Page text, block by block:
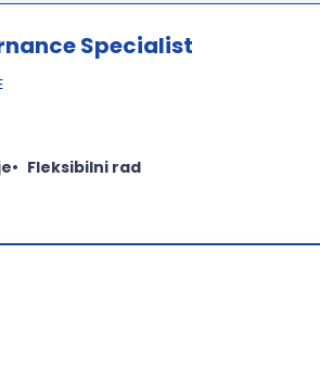
Specialist
Fleksibilni rad